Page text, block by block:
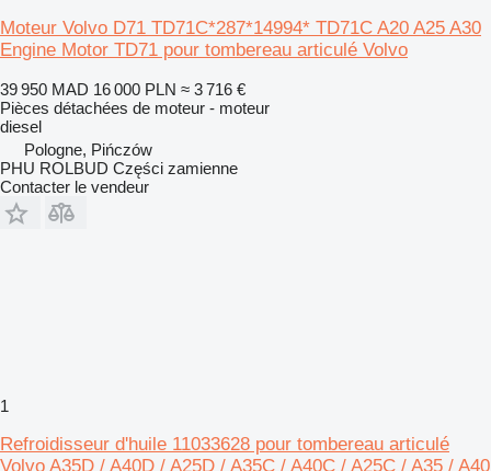
Moteur Volvo D71 TD71C*287*14994* TD71C A20 A25 A30
Engine Motor TD71 pour tombereau articulé Volvo
39 950 MAD 16 000 PLN ≈ 3 716 €
Pièces détachées de moteur - moteur
diesel
Pologne, Pińczów
PHU ROLBUD Części zamienne
Contacter le vendeur
1
Refroidisseur d'huile 11033628 pour tombereau articulé
Volvo A35D / A40D / A25D / A35C / A40C / A25C / A35 / A40